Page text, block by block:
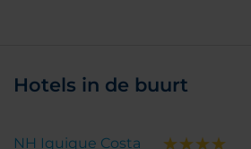
Hotels in de buurt
NH Iquique Costa